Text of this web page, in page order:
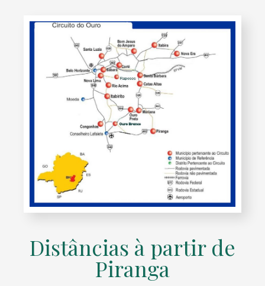
Distâncias à partir de
Piranga